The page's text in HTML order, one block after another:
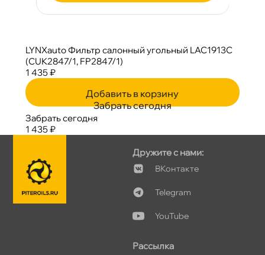
LYNXauto Фильтр салонный угольный LAC1913C
(CUK2847/1, FP2847/1)
1 435 ₽
Добавить в корзину
Забрать сегодня
Забрать сегодня
1 435 ₽
Дружите с нами:
Контакте
Telegram
YouTube
Рассылка